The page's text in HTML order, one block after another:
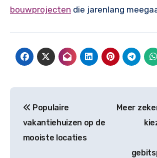
bouwprojecten die jarenlang
navigatie
Populaire
vakantiehuizen op de
mooiste locaties
Meer